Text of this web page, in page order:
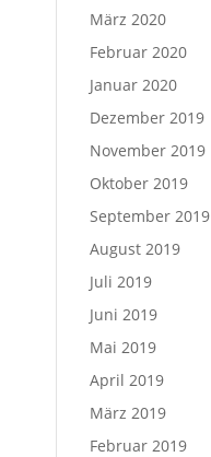
März 2020
Februar 2020
Januar 2020
Dezember 2019
November 2019
Oktober 2019
September 2019
August 2019
Juli 2019
Juni 2019
Mai 2019
April 2019
März 2019
Februar 2019